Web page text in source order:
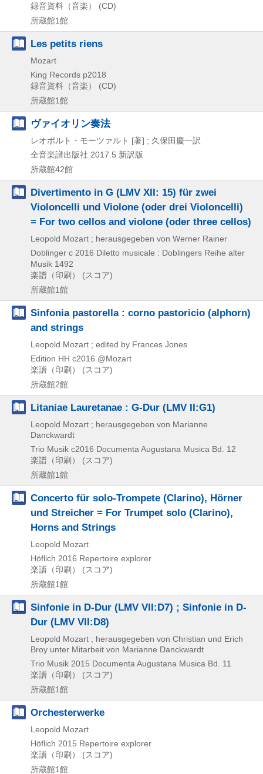
録音資料（音楽） (CD)
所蔵館1館
Les petits riens
Mozart
King Records p2018
録音資料（音楽） (CD)
所蔵館1館
ヴァイオリン奏法
レオポルト・モーツァルト [著] ; 久保田慶一訳
全音楽譜出版社 2017.5 新訳版
所蔵館42館
Divertimento in G (LMV XII: 15) für zwei
Violoncelli und Violone (oder drei Violoncelli)
= For two cellos and violone (oder three cellos)
Leopold Mozart ; herausgegeben von Werner Rainer
Doblinger c 2016 Diletto musicale : Doblingers Reihe alter
Musik 1492
楽譜（印刷） (スコア)
所蔵館1館
Sinfonia pastorella : corno pastoricio (alphorn)
and strings
Leopold Mozart ; edited by Frances Jones
Edition HH c2016 @Mozart
楽譜（印刷） (スコア)
所蔵館2館
Litaniae Lauretanae : G-Dur (LMV II:G1)
Leopold Mozart ; herausgegeben von Marianne
Danckwardt
Trio Musik c2016 Documenta Augustana Musica Bd. 12
楽譜（印刷） (スコア)
所蔵館1館
Concerto für solo-Trompete (Clarino), Hörner
und Streicher = For Trumpet solo (Clarino),
Horns and Strings
Leopold Mozart
Höflich 2016 Repertoire explorer
楽譜（印刷） (スコア)
所蔵館1館
Sinfonie in D-Dur (LMV VII:D7) ; Sinfonie in D-
Dur (LMV VII:D8)
Leopold Mozart ; herausgegeben von Christian und Erich
Broy unter Mitarbeit von Marianne Danckwardt
Trio Musik 2015 Documenta Augustana Musica Bd. 11
楽譜（印刷） (スコア)
所蔵館1館
Orchesterwerke
Leopold Mozart
Höflich 2015 Repertoire explorer
楽譜（印刷） (スコア)
所蔵館1館